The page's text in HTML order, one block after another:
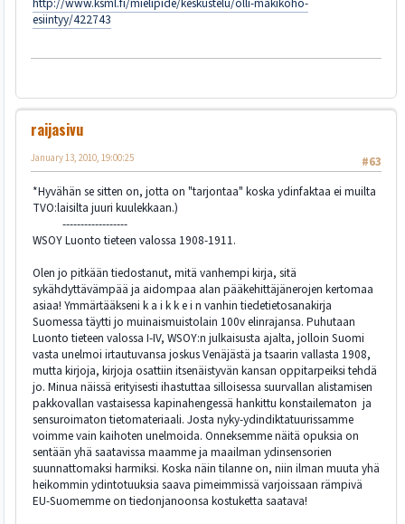
esiintyy/422743
raijasivu
#63
January 13, 2010, 19:00:25
*Hyvähän se sitten on, jotta on "tarjontaa" koska ydinfaktaa ei muilta
TVO:laisilta juuri kuulekkaan.)
------------------
WSOY Luonto tieteen valossa 1908-1911.
Olen jo pitkään tiedostanut, mitä vanhempi kirja, sitä
sykähdyttävämpää ja aidompaa alan pääkehittäjänerojen kertomaa
asiaa! Ymmärtääkseni k a i k k e i n vanhin tiedetietosanakirja
Suomessa täytti jo muinaismuistolain 100v elinrajansa. Puhutaan
Luonto tieteen valossa I-IV, WSOY:n julkaisusta ajalta, jolloin Suomi
vasta unelmoi irtautuvansa joskus Venäjästä ja tsaarin vallasta 1908,
mutta kirjoja, kirjoja osattiin itsenäistyvän kansan oppitarpeiksi tehdä
jo. Minua näissä erityisesti ihastuttaa silloisessa suurvallan alistamisen
pakkovallan vastaisessa kapinahengessä hankittu konstailematon ja
sensuroimaton tietomateriaali. Josta nyky-ydindiktatuurissamme
voimme vain kaihoten unelmoida. Onneksemme näitä opuksia on
sentään yhä saatavissa maamme ja maailman ydinsensorien
suunnattomaksi harmiksi. Koska näin tilanne on, niin ilman muuta yhä
heikommin ydintotuuksia saava pimeimmissä varjoissaan rämpivä
EU-Suomemme on tiedonjanoonsa kostuketta saatava!